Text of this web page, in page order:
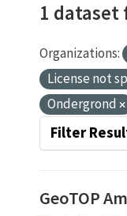
1 dataset
Organizations:
License not
Ondergrond
Filter
GeoTOP